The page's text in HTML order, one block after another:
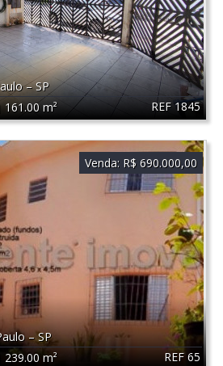
REF 1845
–SP
161.00 m²
REF 65
– SP
239.00 m²
Venda: R$ 690.000,00